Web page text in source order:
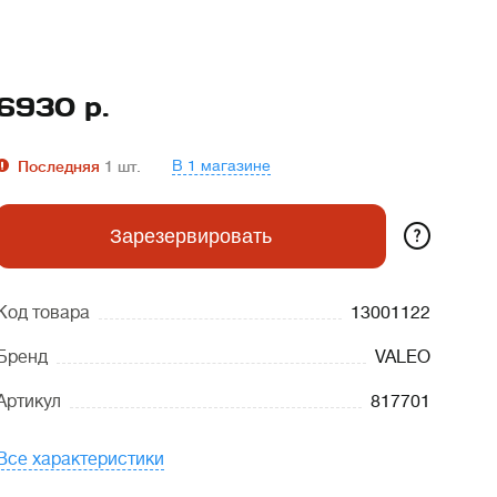
р.
Последняя 1 шт. В 1 магазине
Зарезервировать ?
товара 13001122
VALEO
817701
характеристики